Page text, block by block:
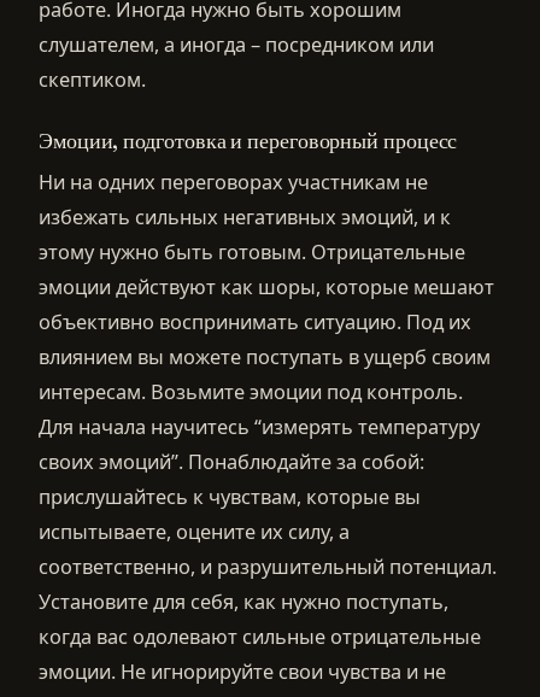
работе. Иногда нужно быть хорошим
слушателем, а иногда – посредником или
скептиком.
Эмоции, подготовка и переговорный процесс
Ни на одних переговорах участникам не
избежать сильных негативных эмоций, и к
этому нужно быть готовым. Отрицательные
эмоции действуют как шоры, которые мешают
объективно воспринимать ситуацию. Под их
влиянием вы можете поступать в ущерб своим
интересам. Возьмите эмоции под контроль.
Для начала научитесь “измерять температуру
своих эмоций”. Понаблюдайте за собой:
прислушайтесь к чувствам, которые вы
испытываете, оцените их силу, а
соответственно, и разрушительный потенциал.
Установите для себя, как нужно поступать,
когда вас одолевают сильные отрицательные
эмоции. Не игнорируйте свои чувства и не